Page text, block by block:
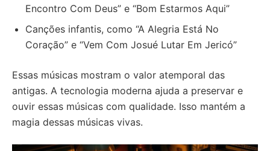
Encontro Com Deus” e “Bom Estarmos Aqui”
Canções infantis, como “A Alegria Está No
Coração” e “Vem Com Josué Lutar Em Jericó”
Essas músicas mostram o valor atemporal das
antigas. A tecnologia moderna ajuda a preservar e
ouvir essas músicas com qualidade. Isso mantém a
magia dessas músicas vivas.